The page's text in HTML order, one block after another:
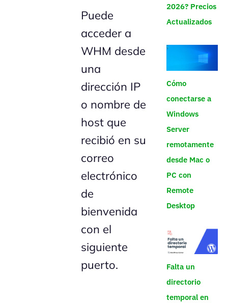
Puede
acceder a
WHM desde
una
dirección IP
o nombre de
host que
recibió en su
correo
electrónico
de
bienvenida
con el
siguiente
puerto.
2026? Precios
Actualizados
Cómo
conectarse a
Windows
Server
remotamente
desde Mac o
PC con
Remote
Desktop
Falta un
directorio
temporal en